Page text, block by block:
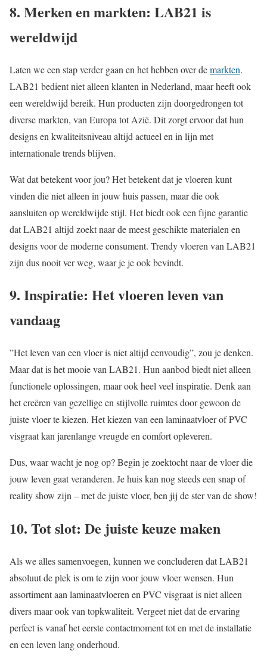
8. Merken en markten: LAB21 is
wereldwijd
Laten we een stap verder gaan en het hebben over demarkten.
LAB21 bedient niet alleen klanten in Nederland, maar heeft ook
een wereldwijd bereik. Hun producten zijn doorgedrongen tot
diverse markten, van Europa tot Azië. Dit zorgt ervoor dat hun
designs en kwaliteitsniveau altijd actueel en in lijn met
internationale trends blijven.
Wat dat betekent voor jou? Het betekent dat je vloeren kunt
vinden die niet alleen in jouw huis passen, maar die ook
aansluiten op wereldwijde stijl. Het biedt ook een fijne garantie
dat LAB21 altijd zoekt naar de meest geschikte materialen en
designs voor de moderne consument. Trendy vloeren van LAB21
zijn dus nooit ver weg, waar je je ook bevindt.
9. Inspiratie: Het vloeren leven van
vandaag
”Het leven van een vloer is niet altijd eenvoudig”, zou je denken.
Maar dat is het mooie van LAB21. Hun aanbod biedt niet alleen
functionele oplossingen, maar ook heel veel inspiratie. Denk aan
het creëren van gezellige en stijlvolle ruimtes door gewoon de
juiste vloer te kiezen. Het kiezen van een laminaatvloer of PVC
visgraat kan jarenlange vreugde en comfort opleveren.
Dus, waar wacht je nog op? Begin je zoektocht naar de vloer die
jouw leven gaat veranderen. Je huis kan nog steeds een snap of
reality show zijn – met de juiste vloer, ben jij de ster van de show!
10. Tot slot: De juiste keuze maken
Als we alles samenvoegen, kunnen we concluderen dat LAB21
absoluut de plek is om te zijn voor jouw vloer wensen. Hun
assortiment aan laminaatvloeren en PVC visgraat is niet alleen
divers maar ook van topkwaliteit. Vergeet niet dat de ervaring
perfect is vanaf het eerste contactmoment tot en met de installatie
en een leven lang onderhoud.